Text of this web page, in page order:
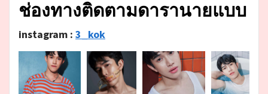
ช่องทางติดตามดารานายแบบ
instagram : 3_kok